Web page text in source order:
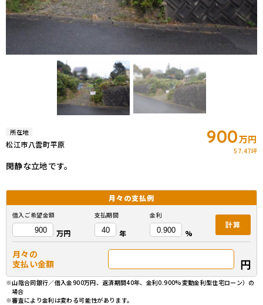
所在地
松江市八雲町平原 900万円
57.47坪
閑静な立地です。
月々の支払例
借入ご希望金額
万円
支払期間
年
金利
%
計算
月々の
支払い金額
円
※山陰合同銀行／借入金900万円、返済期間40年、金利0.900%変動金利型住宅ローン）の
場合
※審査により金利は変わる可能性があります。